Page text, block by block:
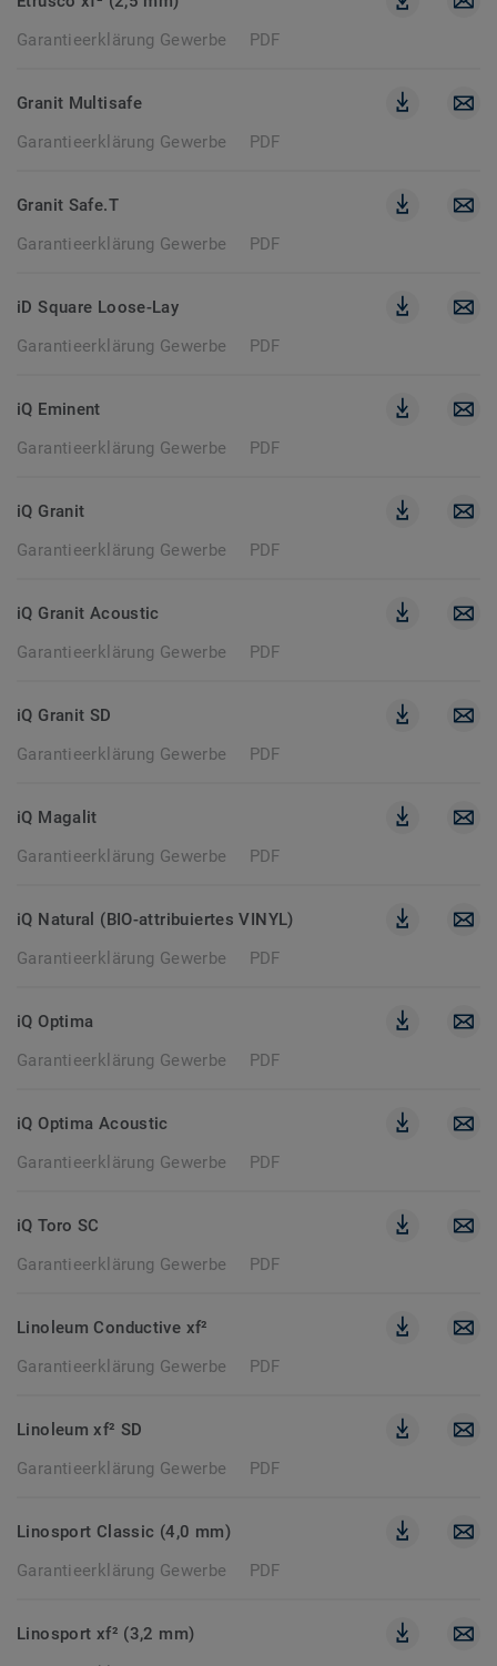
Garantieerklärung Gewerbe
PDF
Granit Multisafe
Garantieerklärung Gewerbe
PDF
Granit Safe.T
Garantieerklärung Gewerbe
PDF
iD Square Loose-Lay
Garantieerklärung Gewerbe
PDF
iQ Eminent
Garantieerklärung Gewerbe
PDF
iQ Granit
Garantieerklärung Gewerbe
PDF
iQ Granit Acoustic
Garantieerklärung Gewerbe
PDF
iQ Granit SD
Garantieerklärung Gewerbe
PDF
iQ Magalit
Garantieerklärung Gewerbe
PDF
iQ Natural (BIO-attribuiertes VINYL)
Garantieerklärung Gewerbe
PDF
iQ Optima
Garantieerklärung Gewerbe
PDF
iQ Optima Acoustic
Garantieerklärung Gewerbe
PDF
iQ Toro SC
Garantieerklärung Gewerbe
PDF
Linoleum Conductive xf²
Garantieerklärung Gewerbe
PDF
Linoleum xf² SD
Garantieerklärung Gewerbe
PDF
Linosport Classic (4,0 mm)
Garantieerklärung Gewerbe
PDF
Linosport xf² (3,2 mm)